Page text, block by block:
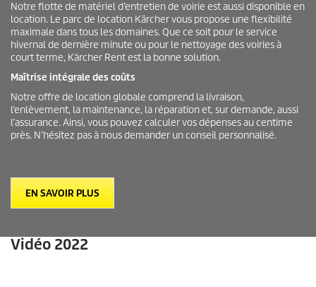
Notre flotte de matériel d’entretien de voirie est aussi disponible en
location. Le parc de location Kärcher vous propose une flexibilité
maximale dans tous les domaines. Que ce soit pour le service
hivernal de dernière minute ou pour le nettoyage des voiries à
court terme, Kärcher Rent est la bonne solution.
Maîtrise intégrale des coûts
Notre offre de location globale comprend la livraison,
l’enlèvement, la maintenance, la réparation et, sur demande, aussi
l’assurance. Ainsi, vous pouvez calculer vos dépenses au centime
près. N’hésitez pas à nous demander un conseil personnalisé.
EN SAVOIR PLUS
Vidéo 2022